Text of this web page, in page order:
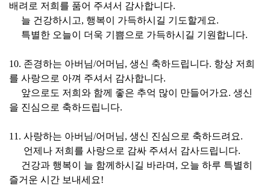
배려로 저희를 품어 주셔서 감사합니다.
늘 건강하시고, 행복이 가득하시길 기도할게요.
특별한 오늘이 더욱 기쁨으로 가득하시길 기원합니다.
10. 존경하는 아버님/어머님, 생신 축하드립니다. 항상 저희
를 사랑으로 아껴 주셔서 감사합니다.
앞으로도 저희와 함께 좋은 추억 많이 만들어가요. 생신
을 진심으로 축하드립니다.
11. 사랑하는 아버님/어머님, 생신 진심으로 축하드려요.
언제나 저희를 사랑으로 감싸 주셔서 감사드립니다.
건강과 행복이 늘 함께하시길 바라며, 오늘 하루 특별히
즐거운 시간 보내세요!